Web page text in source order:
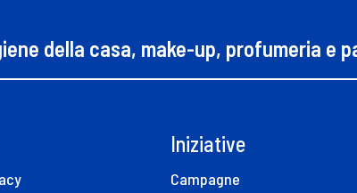
della casa, make-up, profumeria e
Iniziative
Campagne